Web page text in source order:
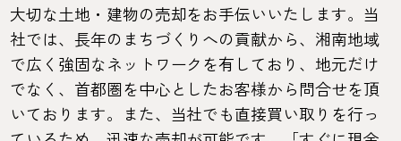
大切な土地・建物の売却をお手伝いいたします。当
社では、長年のまちづくりへの貢献から、湘南地域
で広く強固なネットワークを有しており、地元だけ
でなく、首都圏を中心としたお客様から問合せを頂
いております。また、当社でも直接買い取りを行っ